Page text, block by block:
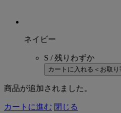
ネイビー
S / 残りわずか
カートに入れる ＜お取
商品が追加されました。
カートに進む 閉じる